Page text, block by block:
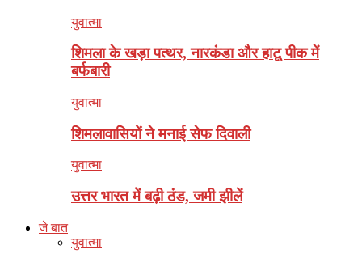
युवात्मा
शिमला के खड़ा पत्थर, नारकंडा और हाटू पीक में
बर्फबारी
युवात्मा
शिमलावासियों ने मनाई सेफ दिवाली
युवात्मा
उत्तर भारत में बढ़ी ठंड, जमी झीलें
जे बात
युवात्मा